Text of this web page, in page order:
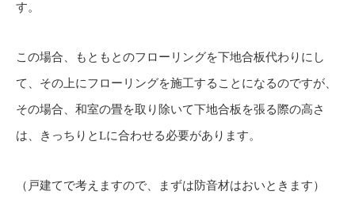
す。
この場合、もともとのフローリングを下地合板代わりにし
て、その上にフローリングを施工することになるのですが、
その場合、和室の畳を取り除いて下地合板を張る際の高さ
は、きっちりとLに合わせる必要があります。
（戸建てで考えますので、まずは防音材はおいときます）